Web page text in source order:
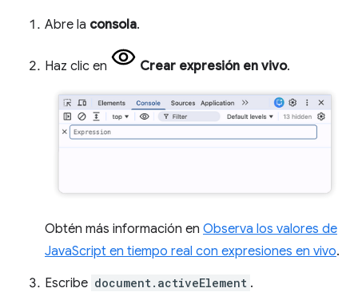
Abre la consola.
Haz clic en Crear expresión en vivo.
Obtén más información en Observa los valores de
JavaScript en tiempo real con expresiones en vivo.
Escribe document.activeElement .